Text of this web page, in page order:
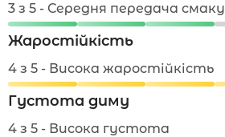
3 з 5 - Середня передача смаку
Жаростійкість
4 з 5 - Висока жаростійкість
Густота диму
4 з 5 - Висока густота